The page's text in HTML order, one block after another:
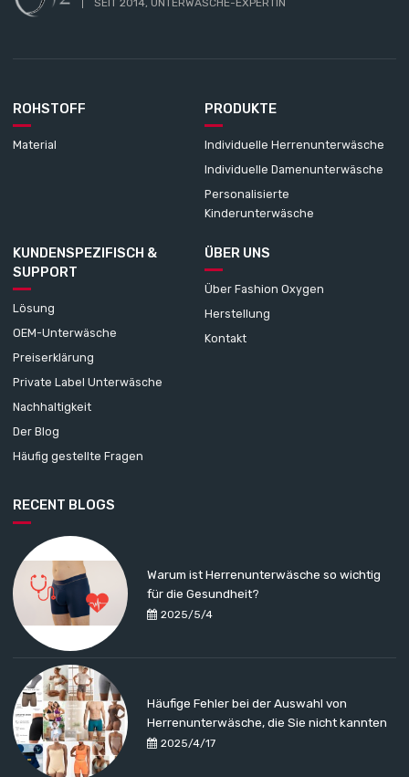
ROHSTOFF
Material
PRODUKTE
Individuelle Herrenunterwäsche
Individuelle Damenunterwäsche
Personalisierte
Kinderunterwäsche
KUNDENSPEZIFISCH &
SUPPORT
Lösung
OEM-Unterwäsche
Preiserklärung
Private Label Unterwäsche
Nachhaltigkeit
Der Blog
Häufig gestellte Fragen
ÜBER UNS
Über Fashion Oxygen
Herstellung
Kontakt
RECENT BLOGS
2025/5/4
Warum ist Herrenunterwäsche so wichtig
für die Gesundheit?
2025/4/17
Häufige Fehler bei der Auswahl von
Herrenunterwäsche, die Sie nicht kannten